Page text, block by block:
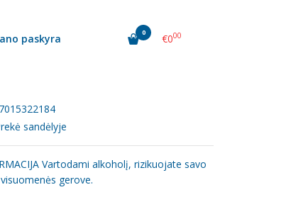
paskyra 0 €000
sandėlyje
Vartodami alkoholį, rizikuojate savo
gerove.